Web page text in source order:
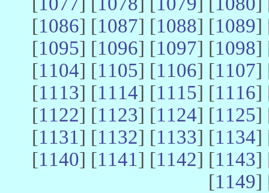
[1086] [1087] [1088] [1089]
[1095] [1096] [1097] [1098]
[1104] [1105] [1106] [1107]
[1113] [1114] [1115] [1116]
[1122] [1123] [1124] [1125]
[1131] [1132] [1133] [1134]
[1140] [1141] [1142] [1143]
[1149]